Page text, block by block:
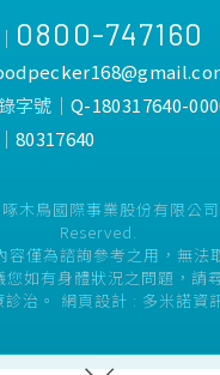
寸、配件
瓶身經國
，不含雙
•防汙支架可
•附贈隨身收
髒污。
•100%台灣
障。
•通過國際
含雙酚A&S
0800-747160
字號│Q-180317640-
│80317640
木鳥國際事業股份有限公
Reserved.
容僅為諮詢參考之用，無法
您如有身體狀況之問題，請
治。 網頁設計 : 多米諾資